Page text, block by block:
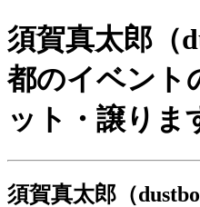
須賀真太郎（
都のイベント
ット・譲りま
須賀真太郎（